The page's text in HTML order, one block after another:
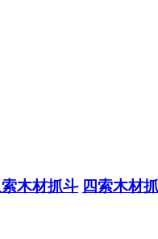
木材抓斗 四索木材